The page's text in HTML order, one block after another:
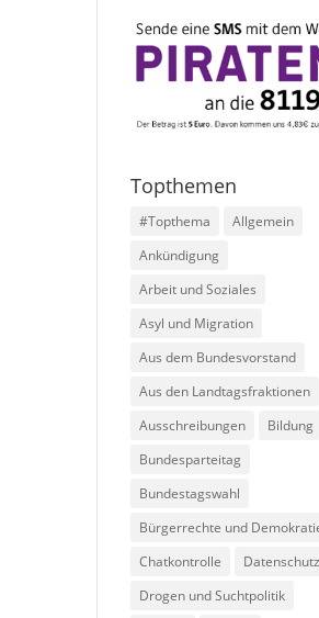
Topthemen
#Topthema
Allgemein
Ankündigung
Arbeit und Soziales
Asyl und Migration
Aus dem Bundesvorstand
Aus den Landtagsfraktionen
Ausschreibungen
Bildung
Bundesparteitag
Bundestagswahl
Bürgerrechte und
Chatkontrolle
Datenschutz
Drogen und Suchtpolitik